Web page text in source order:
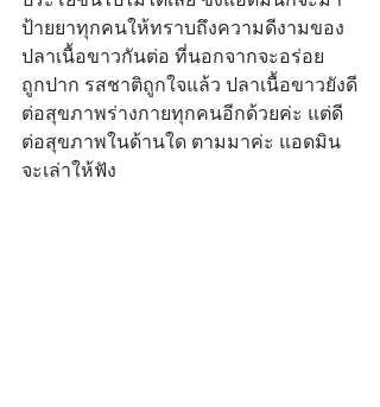
ป้ายยาทุกคนให้ทราบถึงความดีงามของ
ปลาเนื้อขาวกันต่อ ที่นอกจากจะอร่อย
ถูกปาก รสชาติถูกใจแล้ว ปลาเนื้อขาวยังดี
ต่อสุขภาพร่างกายทุกคนอีกด้วยค่ะ แต่ดี
ต่อสุขภาพในด้านใด ตามมาค่ะ แอดมิน
จะเล่าให้ฟัง